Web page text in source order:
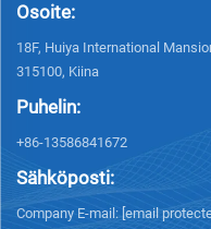
Osoite:
18F, Huiya International
315100, Kiina
Puhelin:
+86-13586841672
Sähköposti:
Company E-mail: [email